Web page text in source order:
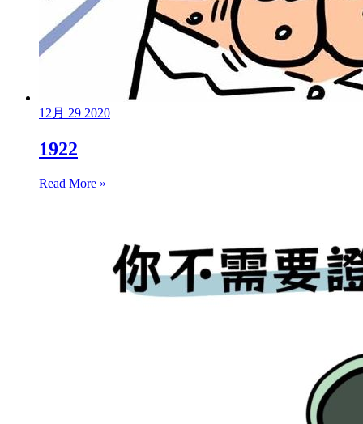
12月 29 2020
1922
Read More »